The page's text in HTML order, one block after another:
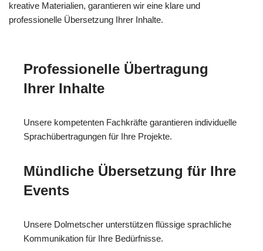
kreative Materialien, garantieren wir eine klare und
professionelle Übersetzung Ihrer Inhalte.
Professionelle Übertragung
Ihrer Inhalte
Unsere kompetenten Fachkräfte garantieren individuelle
Sprachübertragungen für Ihre Projekte.
Mündliche Übersetzung für Ihre
Events
Unsere Dolmetscher unterstützen flüssige sprachliche
Kommunikation für Ihre Bedürfnisse.